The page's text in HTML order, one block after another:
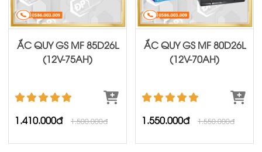
ẮC QUY GS MF 85D26L
(12V-75AH)
1.410.000đ 1.500.000đ
ẮC QUY GS MF 80D26L
(12V-70AH)
1.550.000đ 1.550.000đ